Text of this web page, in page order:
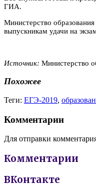
ГИА.
Министерство
выпускникам удачи на
Источник: Министерство
Похожее
Теги: ЕГЭ-2019,
Комментарии
Для отправки
Комментарии
ВКонтакте